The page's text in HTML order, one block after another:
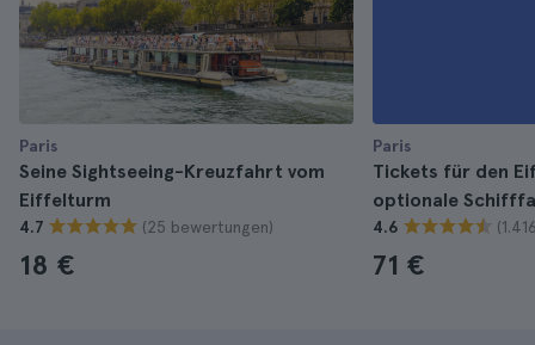
Paris
Seine Sightseeing-Kreuzfahrt vom
Eiffelturm
4.7 (25 bewertungen)
18 €
Paris
Tickets für den
optionale
4.6
71 €